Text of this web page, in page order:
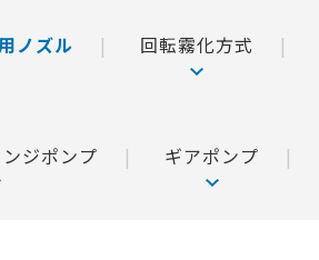
ノズル 回転霧化方式
ジポンプ ギアポンプ